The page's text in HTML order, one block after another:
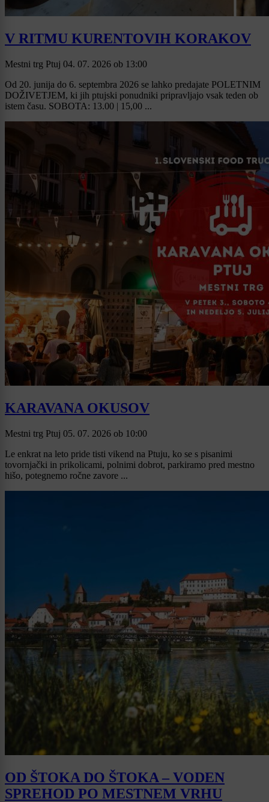
V RITMU KURENTOVIH KORAKOV
Mestni trg Ptuj 04. 07. 2026 ob 13:00
Od 20. junija do 6. septembra 2026 se lahko predajate POLETNIM
DOŽIVETJEM, ki jih ptujski ponudniki pripravljajo vsak teden ob
istem času. SOBOTA: 13.00 | 15,00 ...
KARAVANA OKUSOV
Mestni trg Ptuj 05. 07. 2026 ob 10:00
Le enkrat na leto pride tisti vikend na Ptuju, ko se s pisanimi
tovornjački in prikolicami, polnimi dobrot, parkiramo pred mestno
hišo, potegnemo ročne zavore ...
OD ŠTOKA DO ŠTOKA – VODEN
SPREHOD PO MESTNEM VRHU